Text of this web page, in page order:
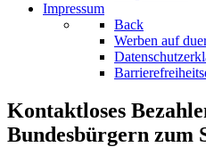
Impressum
Back
Werben auf
Kontaktloses
Bundesbürgern zum